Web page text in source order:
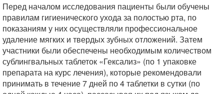
Перед началом исследования пациенты были обучены
правилам гигиенического ухода за полостью рта, по
показаниям у них осуществляли профессиональное
удаление мягких и твердых зубных отложений. Затем
участники были обеспечены необходимым количеством
сублингвальных таблеток «Гексализ» (по 1 упаковке
препарата на курс лечения), которые рекомендовали
принимать в течение 7 дней по 4 таблетки в сутки (по